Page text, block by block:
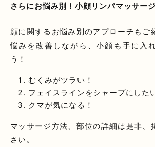
さらにお悩み別！小顔リンパマッサー
顔に関するお悩み別のアプローチもご
悩みを改善しながら、小顔も手に入
う！
むくみがツラい！
フェイスラインをシャープにした
クマが気になる！
マッサージ方法、部位の詳細は是非、
さい。